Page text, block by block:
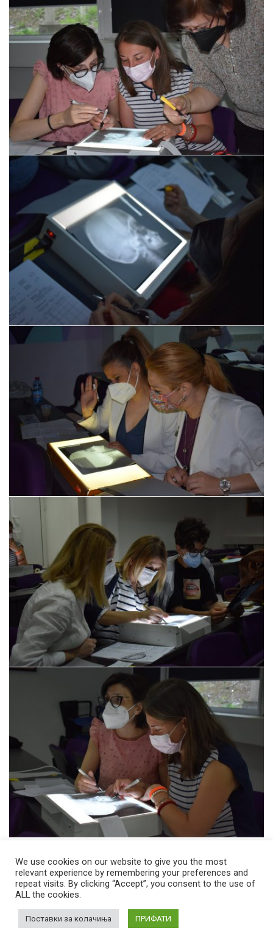
We use cookies on our website to give you the most
relevant experience by remembering your preferences and
repeat visits. By clicking “Accept”, you consent to the use of
ALL the cookies.
Поставки за колачиња ПРИФАТИ
© 2026 Стоматолошки факултет – Скопје Универзитет ,,Св. Кирил и
Методиј'' во Скопје
Developed by